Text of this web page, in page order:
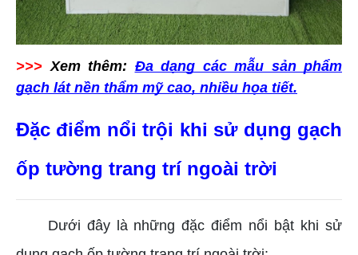
>>> Xem thêm: Đa dạng các mẫu sản phẩm
gạch lát nền thẩm mỹ cao, nhiều họa tiết.
Đặc điểm nổi trội khi sử dụng gạch
ốp tường trang trí ngoài trời
Dưới đây là những đặc điểm nổi bật khi sử